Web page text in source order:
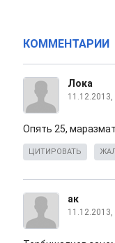
КОММЕНТАРИИ
Лока
11.12.2013,
Опять 25,
ЦИТИРОВАТЬ
ак
11.12.2013,